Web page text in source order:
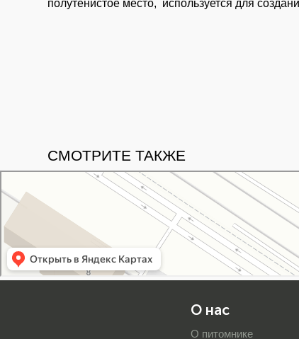
полутенистое место, используется для
СМОТРИТЕ ТАКЖЕ
Питомник растений в Москве
Садовый центр в Москве
О нас
О питомнике